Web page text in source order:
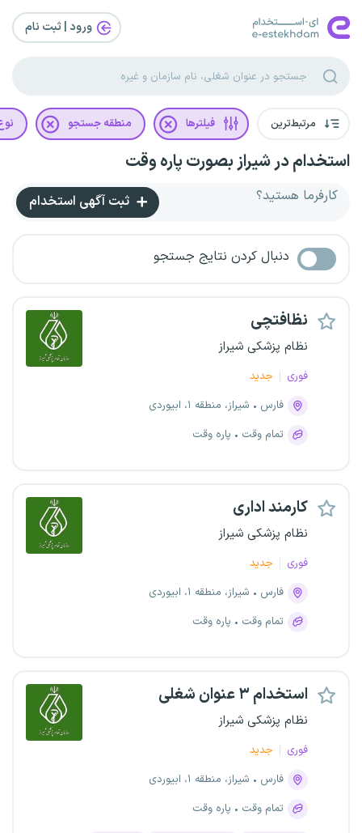
ورود | ثبت‌ نام
مرتبط‌ترین فیلترها منطقه جستجو
استخدام در شیراز بصورت پاره وقت
کارفرما هستید؟ ثبت آگهی استخدام
دنبال کردن نتایج جستجو
نظافتچی
نظام پزشکی شیراز
فوری
جدید
فارس
شیراز، منطقه ۱، ابیوردی
تمام وقت
پاره وقت
کارمند اداری
نظام پزشکی شیراز
فوری
جدید
فارس
شیراز، منطقه ۱، ابیوردی
تمام وقت
پاره وقت
استخدام ۳ عنوان شغلی
نظام پزشکی شیراز
فوری
جدید
فارس
شیراز، منطقه ۱، ابیوردی
تمام وقت
پاره وقت